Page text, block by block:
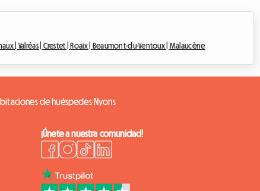
| Valréas | Crestet | Roaix | Beaumont-du-Ventoux | Malaucène
de huéspedes Nyons
¡Únete a nuestra comunidad!